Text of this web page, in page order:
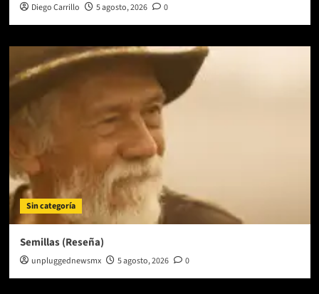
Diego Carrillo 5 agosto, 2026 0
Sin categoría
Semillas (Reseña)
unpluggednewsmx 5 agosto, 2026 0